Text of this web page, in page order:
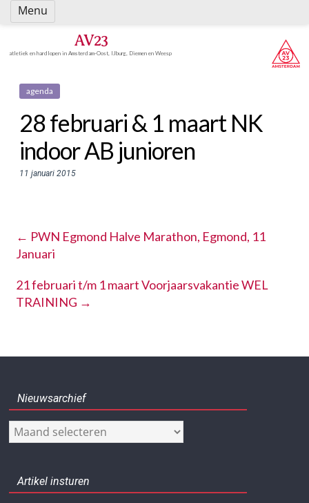
Spring
naar
AV23
atletiek en hardlopen in Amsterdam-Oost, IJburg, Diemen en Weesp
agenda
28 februari & 1 maart NK
indoor AB junioren
11 januari 2015
← PWN Egmond Halve Marathon, Egmond, 11
Januari
21 februari t/m 1 maart Voorjaarsvakantie WEL
TRAINING →
Nieuwsarchief
Nieuwsarchief
Artikel insturen
Menu